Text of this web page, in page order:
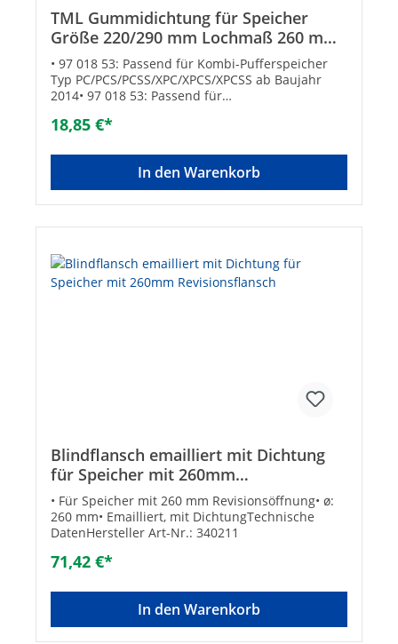
TML Gummidichtung für Speicher
Größe 220/290 mm Lochmaß 260 mm
Speicherdichtung
• 97 018 53: Passend für Kombi-Pufferspeicher
Typ PC/PCS/PCSS/XPC/XPCS/XPCSS ab Baujahr
2014• 97 018 53: Passend für
ELV/ELX/ATV/ATX/SFV/SFI/DSFV/DSFI/WPV bis 1000
Typ PC/PCS/PCSS/XPC/XPCS/XPCSS bis Baujahr
2013Technische DatenGröße [mm]: 220 /
290Lochkreis-ø [mm]: 260Anzahl Bohrungen: 12
18,85 €*
In den Warenkorb
Blindflansch emailliert mit Dichtung
für Speicher mit 260mm
Revisionsflansch
• Für Speicher mit 260 mm Revisionsöffnung• ø:
260 mm• Emailliert, mit DichtungTechnische
DatenHersteller Art-Nr.: 340211
71,42 €*
In den Warenkorb